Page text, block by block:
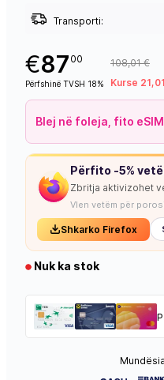
Transporti:
€87 00
Përfshinë TVSH 18%
108,01 €
Kurse
Blej në foleja, fito
Përfito -5%
Zbritja aktivizohet
Vlen vetëm për
Shkarko Firefox
Nuk ka stok